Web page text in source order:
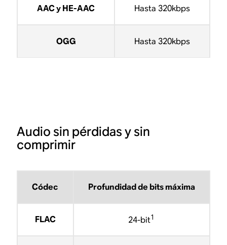
AAC y HE-AAC Hasta 320kbps
OGG Hasta 320kbps
Audio sin pérdidas y sin
comprimir
Códec Profundidad de bits máxima
FLAC 24-bit1